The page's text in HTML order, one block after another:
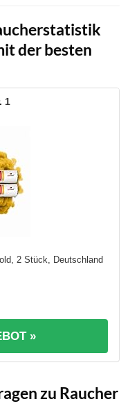
der besten
1
2 Stück, Deutschland
»
zu Raucher